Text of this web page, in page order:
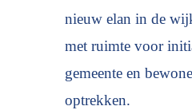
nieuw elan in de
met ruimte voor
gemeente en
optrekken.